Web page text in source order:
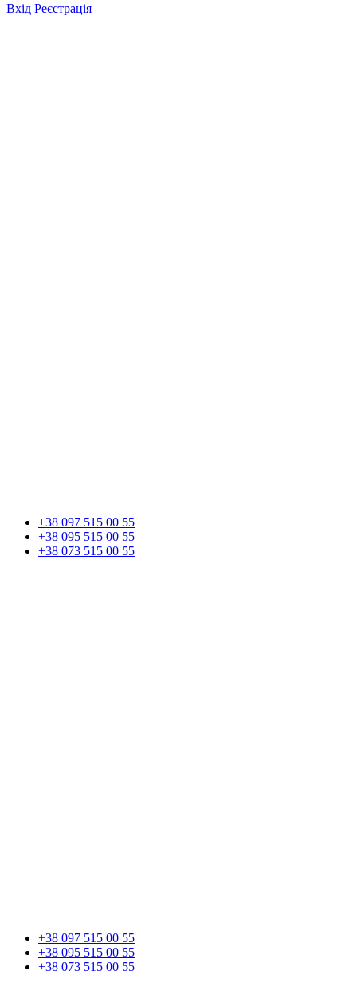
Вхід Реєстрація
+38 097 515 00 55
+38 095 515 00 55
+38 073 515 00 55
+38 097 515 00 55
+38 095 515 00 55
+38 073 515 00 55